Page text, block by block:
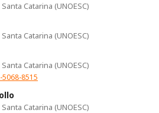
Catarina (UNOESC)
Catarina (UNOESC)
Catarina (UNOESC)
8515
Catarina (UNOESC)